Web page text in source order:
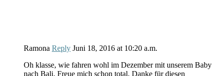
Ramona Reply Juni 18, 2016 at 10:20 a.m.
Oh klasse, wie fahren wohl im Dezember mit unserem Baby
nach Bali. Freue mich schon total. Danke für diesen